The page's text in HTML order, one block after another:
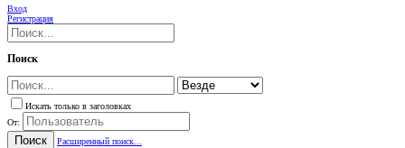
Вход
Регистрация
Поиск
Искать только в заголовках
От:
Поиск Расширенный поиск...